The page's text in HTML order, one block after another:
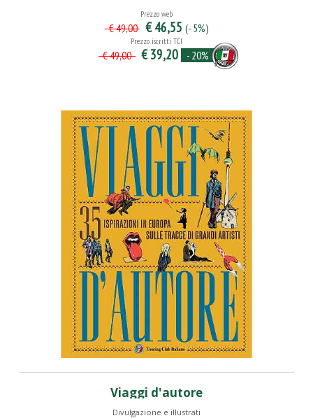
Prezzo web
€ 49,00 € 46,55 (- 5%)
Prezzo iscritti TCI
€ 49,00 € 39,20 - 20%
Viaggi d'autore
Divulgazione e illustrati